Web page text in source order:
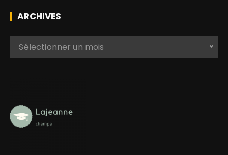
ARCHIVES
v
e
Sélectionner un mois